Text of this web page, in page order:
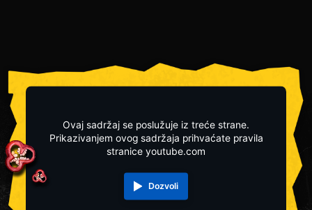
Ovaj sadržaj se poslužuje iz treće strane.
Prikazivanjem ovog sadržaja prihvaćate pravila
stranice youtube.com
Dozvoli